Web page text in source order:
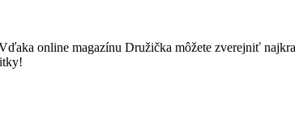
online magazínu Družička môžete zverejniť